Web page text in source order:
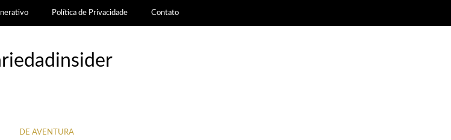
Política de Privacidade Contato
DE AVENTURA